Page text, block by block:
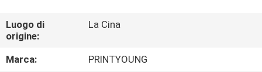
CIRCA
NOI
Luogo di
origine:
La Cina
Marca:
PRINTYOUNG